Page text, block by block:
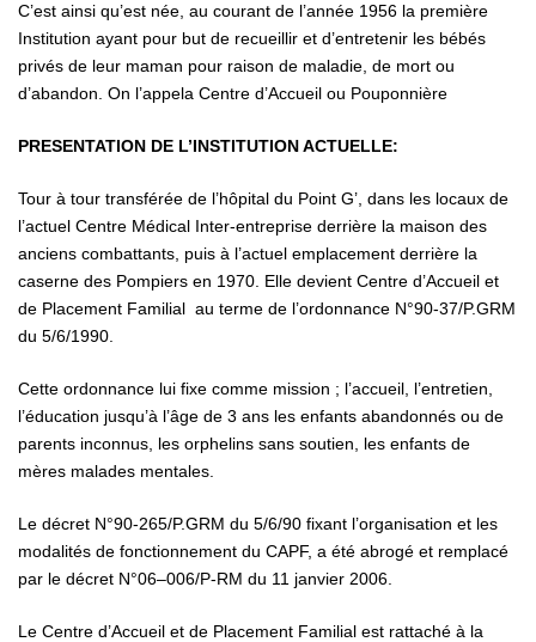
C’est ainsi qu’est née, au courant de l’année 1956 la première
Institution ayant pour but de recueillir et d’entretenir les bébés
privés de leur maman pour raison de maladie, de mort ou
d’abandon. On l’appela Centre d’Accueil ou Pouponnière
PRESENTATION DE L’INSTITUTION ACTUELLE:
Tour à tour transférée de l’hôpital du Point G’, dans les locaux de
l’actuel Centre Médical Inter-entreprise derrière la maison des
anciens combattants, puis à l’actuel emplacement derrière la
caserne des Pompiers en 1970. Elle devient Centre d’Accueil et
de Placement Familial au terme de l’ordonnance N°90-37/P.GRM
du 5/6/1990.
Cette ordonnance lui fixe comme mission ; l’accueil, l’entretien,
l’éducation jusqu’à l’âge de 3 ans les enfants abandonnés ou de
parents inconnus, les orphelins sans soutien, les enfants de
mères malades mentales.
Le décret N°90-265/P.GRM du 5/6/90 fixant l’organisation et les
modalités de fonctionnement du CAPF, a été abrogé et remplacé
par le décret N°06–006/P-RM du 11 janvier 2006.
Le Centre d’Accueil et de Placement Familial est rattaché à la